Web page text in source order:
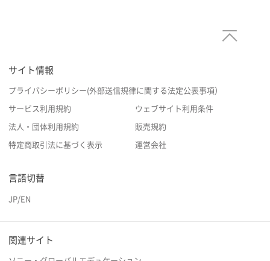
サイト情報
プライバシーポリシー(外部送信規律に関する法定公表事項）
サービス利用規約 ウェブサイト利用条件
法人・団体利用規約 販売規約
特定商取引法に基づく表示 運営会社
言語切替
JP/EN
関連サイト